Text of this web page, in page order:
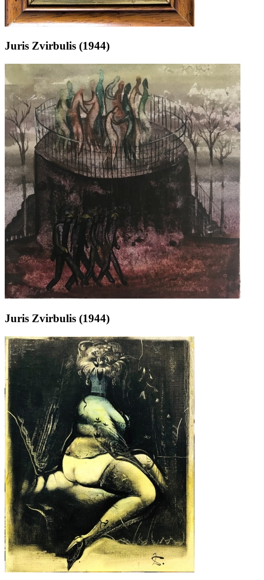
Juris Zvirbulis (1944)
Juris Zvirbulis (1944)